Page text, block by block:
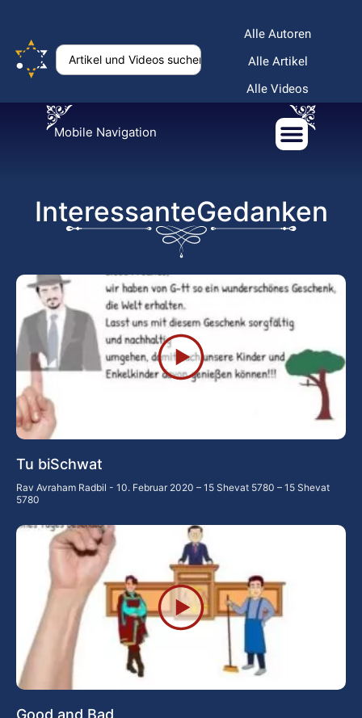
Alle Autoren
Alle Artikel
Alle Videos
Mobile Navigation
InteressanteGedanken
Tu biSchwat
Rav Avraham Radbil
10. Februar 2020 – 15 Shevat 5780 – 15 Shevat
5780
Good and Bad